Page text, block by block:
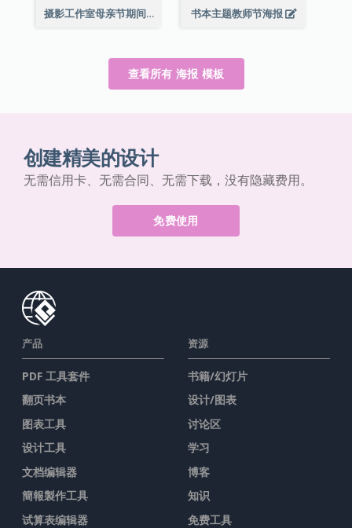
摄影工作室母亲节期间限定优惠宣传海报 书本主题教师节海报
查看所有 海报 模板
创建精美的设计
无需信用卡、无需合同、无需下载，没有隐藏费用。
免费使用
产品
PDF 工具套件
翻页书本
图表工具
设计工具
文档编辑器
簡報製作工具
试算表编辑器
资源
书籍/幻灯片
设计/图表
讨论区
学习
博客
知识
免费工具